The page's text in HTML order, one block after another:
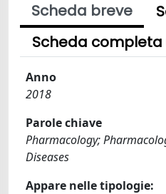
Scheda breve
Scheda completa
Anno
2018
Parole chiave
Pharmacology;
Diseases
Appare nelle tipologie: